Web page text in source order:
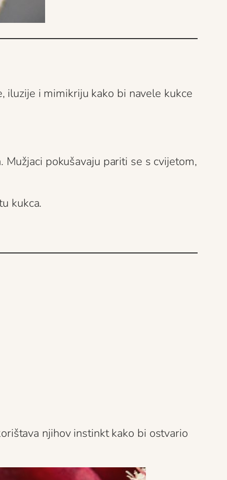
iluzije i mimikriju kako bi navele kukce
pokušavaju pariti se s cvijetom,
kukca.
njihov instinkt kako bi ostvario